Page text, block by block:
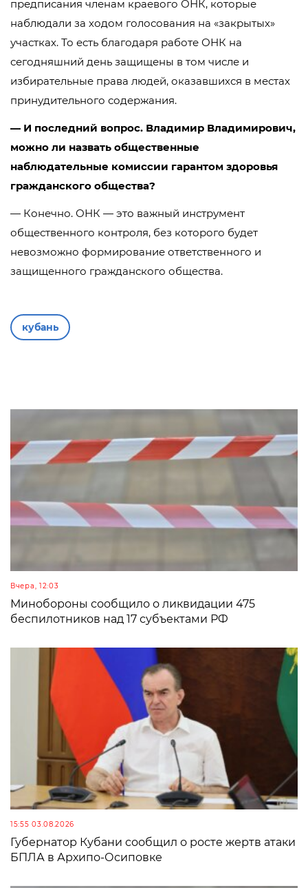
предписания членам краевого ОНК, которые
наблюдали за ходом голосования на «закрытых»
участках. То есть благодаря работе ОНК на
сегодняшний день защищены в том числе и
избирательные права людей, оказавшихся в местах
принудительного содержания.
— И последний вопрос. Владимир Владимирович,
можно ли назвать общественные
наблюдательные комиссии гарантом здоровья
гражданского общества?
— Конечно. ОНК — это важный инструмент
общественного контроля, без которого будет
невозможно формирование ответственного и
защищенного гражданского общества.
кубань
Вчера, 12:03
Минобороны сообщило о ликвидации 475
беспилотников над 17 субъектами РФ
15:55 03.08.2026
Губернатор Кубани сообщил о росте жертв атаки
БПЛА в Архипо-Осиповке